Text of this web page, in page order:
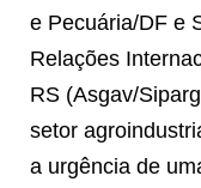
e Pecuária/DF e
Relações
RS (Asgav/
setor
a urgência de